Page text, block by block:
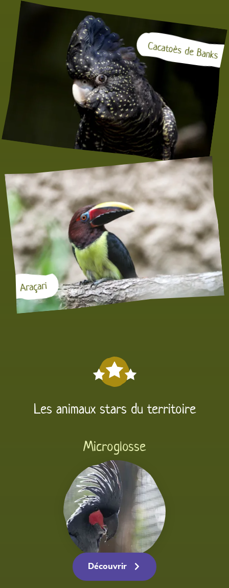
Cacatoès de Banks
Araçari
Les animaux stars du territoire
Microglosse
Découvrir